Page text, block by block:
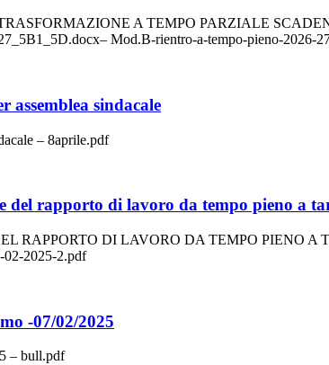
A TEMPO PARZIALE
Mod.B-rientro-a-tempo-pieno-2026-
assemblea sindacale
– 8aprile.pdf
del rapporto di lavoro da tempo pieno a
RAPPORTO DI LAVORO DA TEMPO PIENO A
2025-2.pdf
-07/02/2025
– bull.pdf